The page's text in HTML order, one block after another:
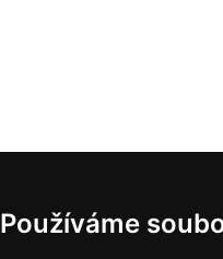
Používáme